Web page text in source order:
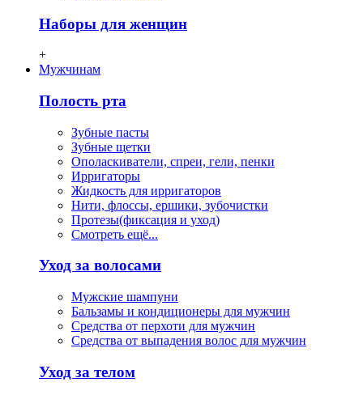
Наборы для женщин
+
Мужчинам
Полость рта
Зубные пасты
Зубные щетки
Ополаскиватели, спреи, гели, пенки
Ирригаторы
Жидкость для ирригаторов
Нити, флосcы, ершики, зубочистки
Протезы(фиксация и уход)
Смотреть ещё...
Уход за волосами
Мужские шампуни
Бальзамы и кондиционеры для мужчин
Средства от перхоти для мужчин
Средства от выпадения волос для мужчин
Уход за телом